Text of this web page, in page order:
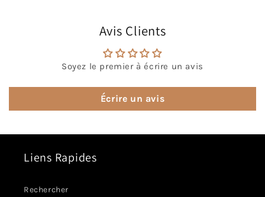
Avis Clients
Soyez le premier à écrire un avis
Écrire un avis
Liens Rapides
Rechercher